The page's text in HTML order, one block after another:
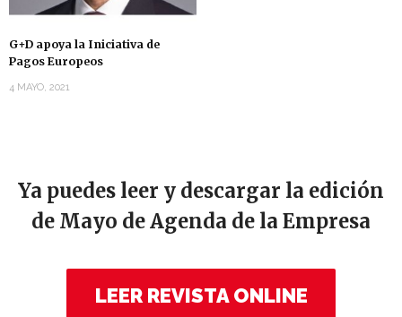
G+D apoya la Iniciativa de
Pagos Europeos
4 MAYO, 2021
Ya puedes leer y descargar la edición
de Mayo de Agenda de la Empresa
LEER REVISTA ONLINE